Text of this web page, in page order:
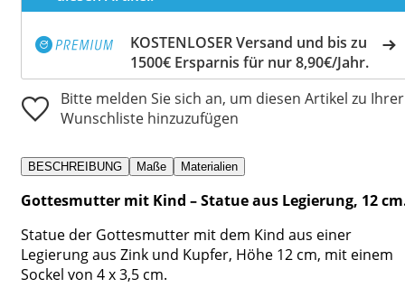
KOSTENLOSER Versand und bis zu
1500€ Ersparnis für nur 8,90€/Jahr.
Bitte melden Sie sich an, um diesen Artikel zu Ihrer
Wunschliste hinzuzufügen
BESCHREIBUNG Maße Materialien
Gottesmutter mit Kind – Statue aus Legierung, 12
Statue der Gottesmutter mit dem Kind aus einer
Legierung aus Zink und Kupfer, Höhe 12 cm, mit einem
Sockel von 4 x 3,5 cm.